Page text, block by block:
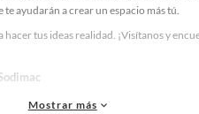
ayudarán a crear un espacio más tú.
tus ideas realidad. ¡Visítanos y
de espacios. ¡Visítanos y
Mostrar más